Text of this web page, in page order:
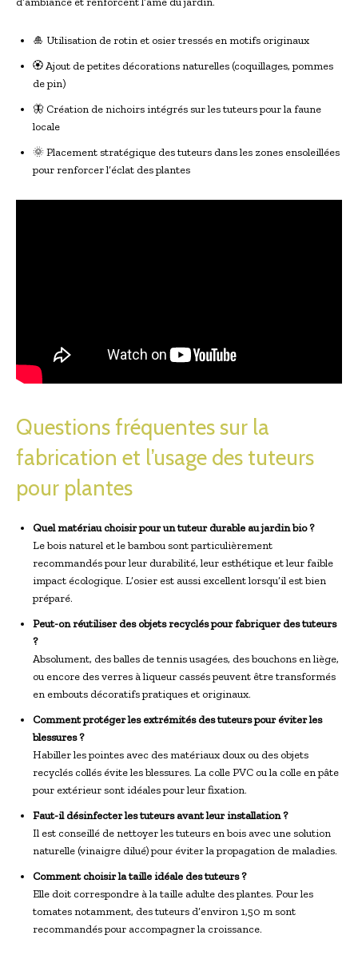
🎍 Utilisation de rotin et osier tressés en motifs originaux
🏵️ Ajout de petites décorations naturelles (coquillages, pommes
de pin)
🦋 Création de nichoirs intégrés sur les tuteurs pour la faune
locale
🌞 Placement stratégique des tuteurs dans les zones ensoleillées
pour renforcer l’éclat des plantes
Questions fréquentes sur la
fabrication et l’usage des tuteurs
pour plantes
Quel matériau choisir pour un tuteur durable au jardin bio ?
Le bois naturel et le bambou sont particulièrement
recommandés pour leur durabilité, leur esthétique et leur faible
impact écologique. L’osier est aussi excellent lorsqu’il est bien
préparé.
Peut-on réutiliser des objets recyclés pour fabriquer des tuteurs
?
Absolument, des balles de tennis usagées, des bouchons en liège,
ou encore des verres à liqueur cassés peuvent être transformés
en embouts décoratifs pratiques et originaux.
Comment protéger les extrémités des tuteurs pour éviter les
blessures ?
Habiller les pointes avec des matériaux doux ou des objets
recyclés collés évite les blessures. La colle PVC ou la colle en pâte
pour extérieur sont idéales pour leur fixation.
Faut-il désinfecter les tuteurs avant leur installation ?
Il est conseillé de nettoyer les tuteurs en bois avec une solution
naturelle (vinaigre dilué) pour éviter la propagation de maladies.
Comment choisir la taille idéale des tuteurs ?
Elle doit correspondre à la taille adulte des plantes. Pour les
tomates notamment, des tuteurs d’environ 1,50 m sont
recommandés pour accompagner la croissance.